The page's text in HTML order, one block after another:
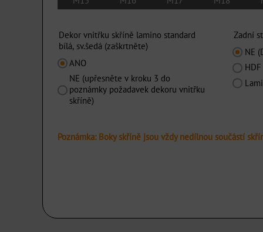
Dekor vnitřku skříně lamino standard
bílá, sv.šedá (zaškrtněte)
ANO
NE (upřesněte v kroku 3 do
poznámky požadavek dekoru vnitřku
skříně)
Zadní
NE
Poznámka: Boky skříně jsou vždy nedílnou součástí